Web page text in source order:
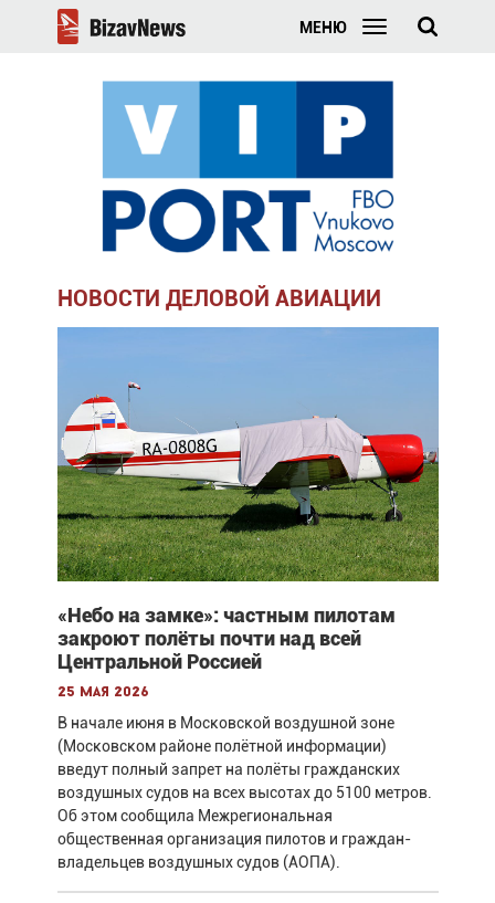
МЕНЮ
НОВОСТИ ДЕЛОВОЙ АВИАЦИИ
«Небо на замке»: частным пилотам
закроют полёты почти над всей
Центральной Россией
25 мая 2026
В начале июня в Московской воздушной зоне
(Московском районе полётной информации)
введут полный запрет на полёты гражданских
воздушных судов на всех высотах до 5100 метров.
Об этом сообщила Межрегиональная
общественная организация пилотов и граждан-
владельцев воздушных судов (АОПА).